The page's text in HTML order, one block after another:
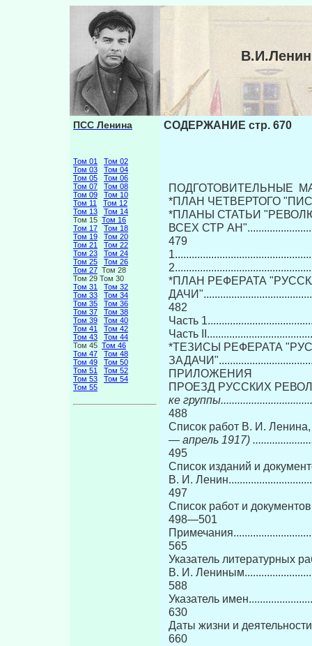
ПСС Ленина
Том 01
Том 02
Том 03
Том 04
Том 05
Том 06
Том 07
Том 08
Том 09
Том 10
Том 11
Том 12
Том 13
Том 14
Том 15 Том 16
Том 17
Том 18
Том 19
Том 20
Том 21
Том 22
Том 23
Том 24
Том 25
Том 26
Том 27 Том 28
Том 29 Том 30
Том 31
Том 32
Том 33
Том 34
Том 35
Том 36
Том 37
Том 38
Том 39
Том 40
Том 41
Том 42
Том 43
Том 44
Том 45 Том 46
Том 47
Том 48
Том 49
Том 50
Том 51
Том 52
Том 53
Том 54
Том 55
СОДЕРЖАНИЕ стр. 670
ПОДГОТОВИТЕЛЬНЫЕ
*ПЛАН ЧЕТВЕРТОГО
*ПЛАНЫ СТАТЬИ
ВСЕХ СТР
479
*ПЛАН РЕФЕРАТА
482
Часть
Часть
*ТЕЗИСЫ РЕФЕРАТА
ПРИЛОЖЕНИЯ
ПРОЕЗД РУССКИХ
ке группы
488
Список работ В. И.
— апрель 1917)
495
Список изданий и
В. И.
497
Список работ и
498—501
565
Указатель литературных
В. И.
588
Указатель
630
Даты жизни и
660